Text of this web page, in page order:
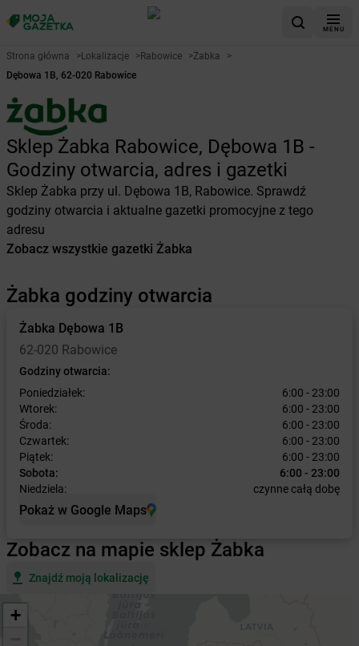
MENU
Strona główna >Lokalizacje >Rabowice >Żabka
>
Dębowa 1B, 62-020 Rabowice
Sklep Żabka Rabowice, Dębowa 1B -
Godziny otwarcia, adres i gazetki
Sklep Żabka przy ul. Dębowa 1B, Rabowice. Sprawdź
godziny otwarcia i aktualne gazetki promocyjne z tego
adresu
Zobacz wszystkie gazetki Żabka
Żabka godziny otwarcia
Żabka Dębowa 1B
62-020 Rabowice
Godziny otwarcia:
Poniedziałek:
6:00 - 23:00
Wtorek:
6:00 - 23:00
Środa:
6:00 - 23:00
Czwartek:
6:00 - 23:00
Piątek:
6:00 - 23:00
Sobota:
6:00 - 23:00
Niedziela:
czynne całą dobę
Pokaż w Google Maps
Zobacz na mapie sklep Żabka
Znajdź moją lokalizację
+